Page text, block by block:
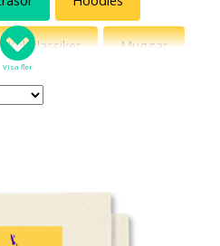
Kultklassiker Muggar
t-shirts
Visa fler